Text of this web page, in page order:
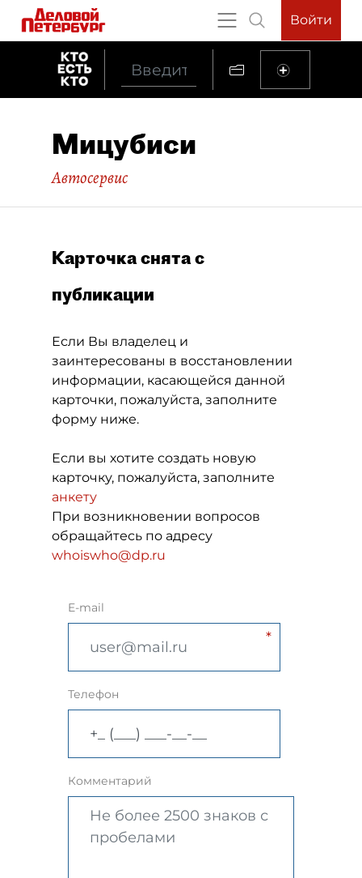
Войти
Мицубиси
Автосервис
Карточка снята с
публикации
Если Вы владелец и
заинтересованы в восстановлении
информации, касающейся данной
карточки, пожалуйста, заполните
форму ниже.
Если вы хотите создать новую
карточку, пожалуйста, заполните
анкету
При возникновении вопросов
обращайтесь по адресу
whoiswho@dp.ru
E-mail
Телефон
Комментарий